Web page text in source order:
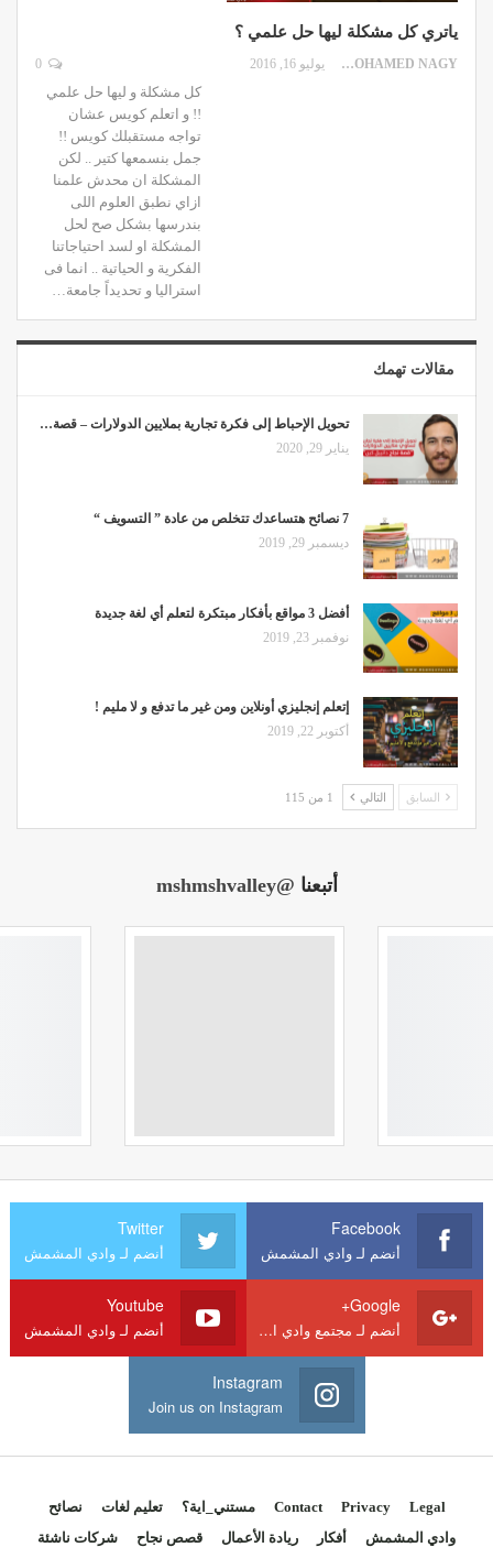
ياتري كل مشكلة ليها حل علمي ؟
MOHAMED NAGY يوليو 16, 2016
كل مشكلة و ليها حل علمي
!! و اتعلم كويس عشان
تواجه مستقبلك كويس !!
جمل بنسمعها كتير .. لكن
المشكلة ان محدش علمنا
ازاي نطبق العلوم اللى
بندرسها بشكل صح لحل
المشكلة او لسد احتياجاتنا
الفكرية و الحياتية .. انما فى
استراليا و تحديداً جامعة…
مقالات تهمك
تحويل الإحباط إلى فكرة تجارية بملايين الدولارات – قصة…
يناير 29, 2020
7 نصائح هتساعدك تتخلص من عادة ” التسويف “
ديسمبر 29, 2019
أفضل 3 مواقع بأفكار مبتكرة لتعلم أي لغة جديدة
نوفمبر 23, 2019
إتعلم إنجليزي أونلاين ومن غير ما تدفع و لا مليم !
أكتوبر 22, 2019
السابق التالي 1 من 115
أتبعنا @mshmshvalley
Facebook
أنضم لـ وادي المشمش
Twitter
أنضم لـ وادي المشمش
Google+
أنضم لـ مجتمع وادي المشمش
Youtube
أنضم لـ وادي المشمش
Instagram
Join us on Instagram
Legal
Privacy
Contact مستني_اية؟ تعليم لغات
نصائح
وادي المشمش
أفكار ريادة الأعمال قصص نجاح شركات ناشئة